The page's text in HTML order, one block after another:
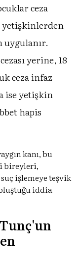
ceza
yetişkinlerden
yerine, 18
ceza infaz
ise yetişkin
hapis
kanı, bu
bireyleri,
işlemeye teşvik
oluştuğu iddia